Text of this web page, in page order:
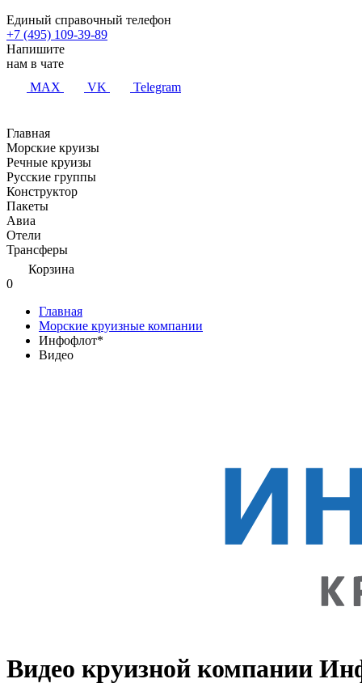
Единый справочный телефон
+7 (495) 109-39-89
Напишите
нам в чате
MAX
VK Telegram
Главная
Морские круизы
Речные круизы
Русские группы
Конструктор
Пакеты
Авиа
Отели
Трансферы
Корзина
0
Главная
Морские круизные компании
Инфофлот*
Видео
Видео круизной компании